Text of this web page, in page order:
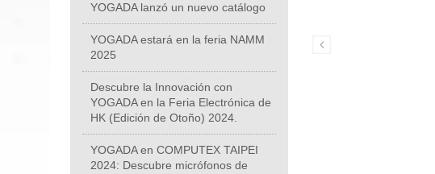
YOGADA lanzó un nuevo catálogo
YOGADA estará en la feria NAMM
2025
Descubre la Innovación con
YOGADA en la Feria Electrónica de
HK (Edición de Otoño) 2024.
YOGADA en COMPUTEX TAIPEI
2024: Descubre micrófonos de